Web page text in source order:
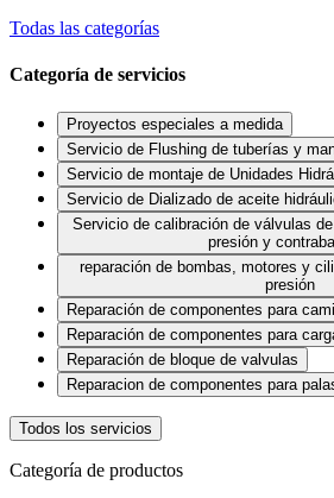
Todas las categorías
Categoría de servicios
Proyectos especiales a medida
Servicio de Flushing de tuberías y
Servicio de montaje de Unidades
Servicio de Dializado de aceite
Servicio de calibración de válvulas
presión y
reparación de bombas, motores y
presión
Reparación de componentes para
Reparación de componentes para
Reparación de bloque de valvulas
Reparacion de componentes para
Todos los servicios
Categoría de productos